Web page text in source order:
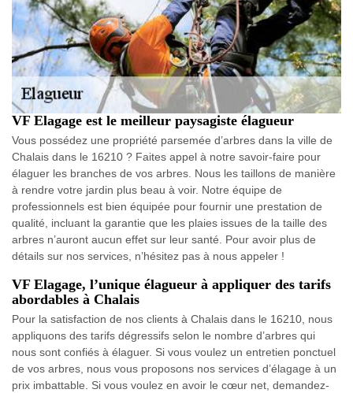
VF Elagage est le meilleur paysagiste élagueur
Vous possédez une propriété parsemée d’arbres dans la ville de
Chalais dans le 16210 ? Faites appel à notre savoir-faire pour
élaguer les branches de vos arbres. Nous les taillons de manière
à rendre votre jardin plus beau à voir. Notre équipe de
professionnels est bien équipée pour fournir une prestation de
qualité, incluant la garantie que les plaies issues de la taille des
arbres n’auront aucun effet sur leur santé. Pour avoir plus de
détails sur nos services, n’hésitez pas à nous appeler !
VF Elagage, l’unique élagueur à appliquer des tarifs
abordables à Chalais
Pour la satisfaction de nos clients à Chalais dans le 16210, nous
appliquons des tarifs dégressifs selon le nombre d’arbres qui
nous sont confiés à élaguer. Si vous voulez un entretien ponctuel
de vos arbres, nous vous proposons nos services d’élagage à un
prix imbattable. Si vous voulez en avoir le cœur net, demandez-